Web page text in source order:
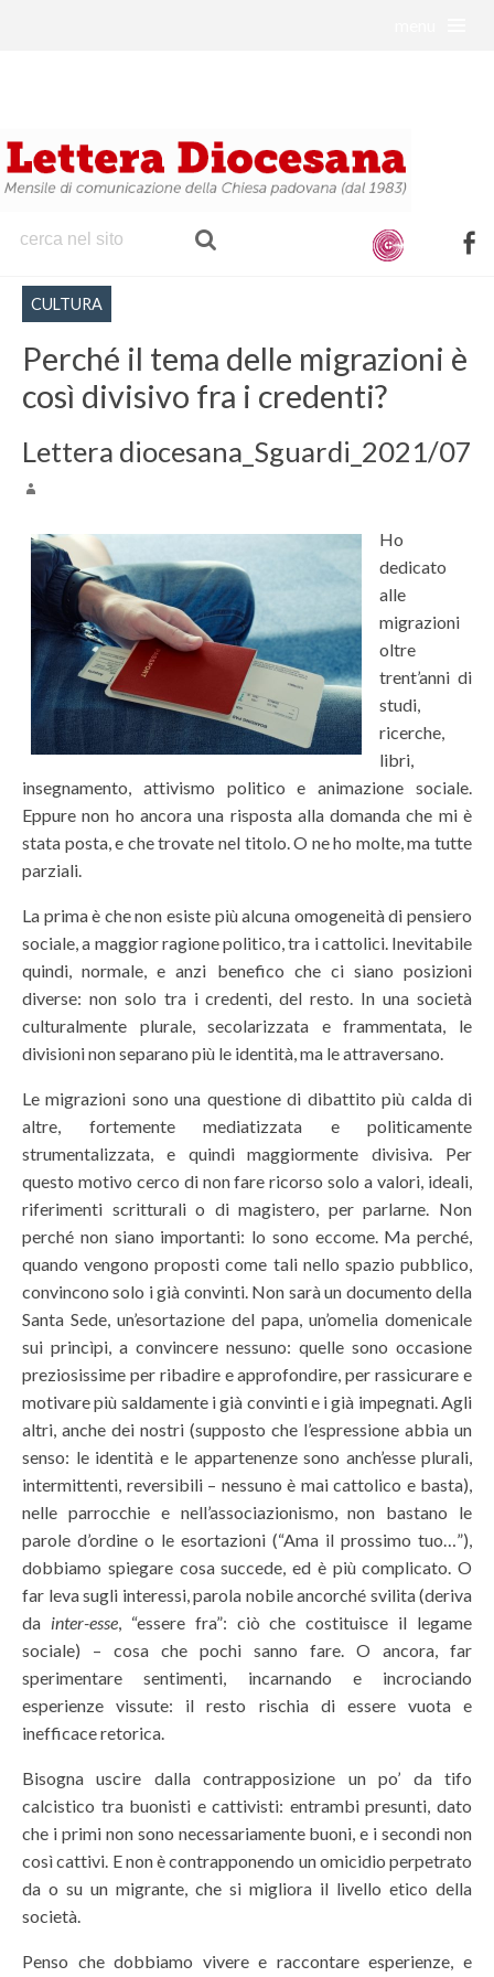
n
CULTURA
Perché il tema delle migrazioni è
così divisivo fra i credenti?
Lettera diocesana_Sguardi_2021/07
Ho
dedicato
alle
migrazioni
oltre
trent’anni di
studi,
ricerche,
libri,
insegnamento, attivismo politico e animazione sociale.
Eppure non ho ancora una risposta alla domanda che mi è
stata posta, e che trovate nel titolo. O ne ho molte, ma tutte
parziali.
La prima è che non esiste più alcuna omogeneità di pensiero
sociale, a maggior ragione politico, tra i cattolici. Inevitabile
quindi, normale, e anzi benefico che ci siano posizioni
diverse: non solo tra i credenti, del resto. In una società
culturalmente plurale, secolarizzata e frammentata, le
divisioni non separano più le identità, ma le attraversano.
Le migrazioni sono una questione di dibattito più calda di
altre, fortemente mediatizzata e politicamente
strumentalizzata, e quindi maggiormente divisiva. Per
questo motivo cerco di non fare ricorso solo a valori, ideali,
riferimenti scritturali o di magistero, per parlarne. Non
perché non siano importanti: lo sono eccome. Ma perché,
quando vengono proposti come tali nello spazio pubblico,
convincono solo i già convinti. Non sarà un documento della
Santa Sede, un’esortazione del papa, un’omelia domenicale
sui princìpi, a convincere nessuno: quelle sono occasione
preziosissime per ribadire e approfondire, per rassicurare e
motivare più saldamente i già convinti e i già impegnati. Agli
altri, anche dei nostri (supposto che l’espressione abbia un
senso: le identità e le appartenenze sono anch’esse plurali,
intermittenti, reversibili – nessuno è mai cattolico e basta),
nelle parrocchie e nell’associazionismo, non bastano le
parole d’ordine o le esortazioni (“Ama il prossimo tuo…”),
dobbiamo spiegare cosa succede, ed è più complicato. O
far leva sugli interessi, parola nobile ancorché svilita (deriva
da inter-esse, “essere fra”: ciò che costituisce il legame
sociale) – cosa che pochi sanno fare. O ancora, far
sperimentare sentimenti, incarnando e incrociando
esperienze vissute: il resto rischia di essere vuota e
inefficace retorica.
Bisogna uscire dalla contrapposizione un po’ da tifo
calcistico tra buonisti e cattivisti: entrambi presunti, dato
che i primi non sono necessariamente buoni, e i secondi non
così cattivi. E non è contrapponendo un omicidio perpetrato
da o su un migrante, che si migliora il livello etico della
società.
Penso che dobbiamo vivere e raccontare esperienze, e